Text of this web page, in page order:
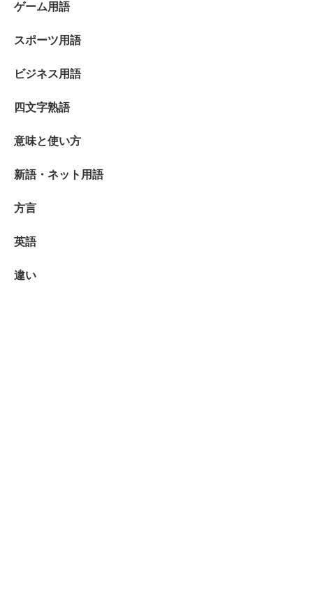
ゲーム用語
スポーツ用語
ビジネス用語
四文字熟語
意味と使い方
新語・ネット用語
方言
英語
違い